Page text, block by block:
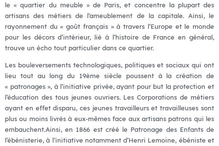
le « quartier du meuble » de Paris, et concentre la plupart des
artisans des métiers de l’ameublement de la capitale. Ainsi, le
rayonnement du « goût français » à travers l’Europe et le monde
pour les décors d’intérieur, lié à l’histoire de France en général,
trouve un écho tout particulier dans ce quartier.
Les bouleversements technologiques, politiques et sociaux qui ont
lieu tout au long du 19ème siècle poussent à la création de
« patronages », à l’initiative privée, ayant pour but la protection et
l’éducation des tous jeunes ouvriers. Les Corporations de métiers
ayant en effet disparu, ces jeunes travailleurs et travailleuses sont
plus ou moins livrés à eux-mêmes face aux artisans patrons qui les
embauchent.Ainsi, en 1866 est créé le Patronage des Enfants de
l’ébénisterie, à l’initiative notamment d’Henri Lemoine, ébéniste et